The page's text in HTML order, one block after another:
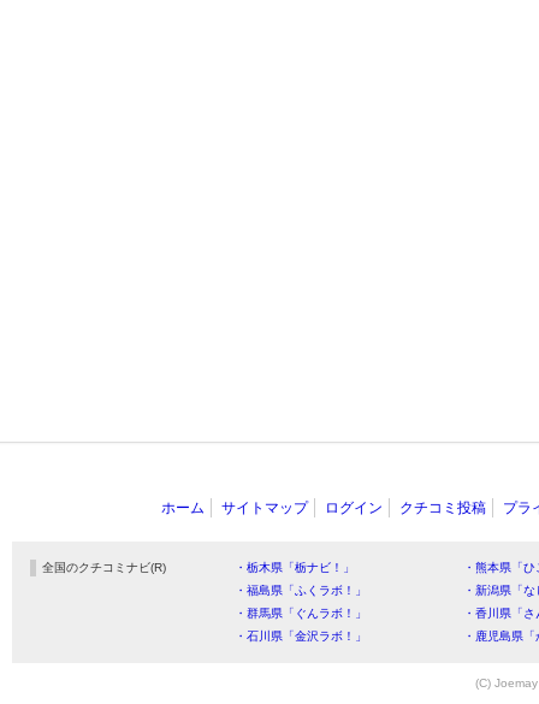
ホーム サイトマップ ログイン クチコミ投稿 プラ
全国のクチコミナビ(R) ・栃木県「栃ナビ！」
・熊本県「
・福島県「ふくラボ！」
・新潟県「
・群馬県「ぐんラボ！」
・香川県「
・石川県「金沢ラボ！」
・鹿児島県
(C)